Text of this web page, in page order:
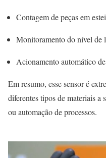
Contagem de peças em
Monitoramento do nível de
Acionamento automático
Em resumo, esse sensor é
diferentes tipos de materiais a
ou automação de processos.